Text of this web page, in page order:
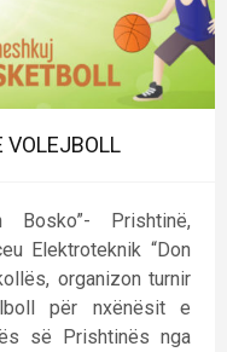
VOLEJBOLL
Bosko”- Prishtinë,
Elektroteknik “Don
organizon turnir
për nxënësit e
së Prishtinës nga